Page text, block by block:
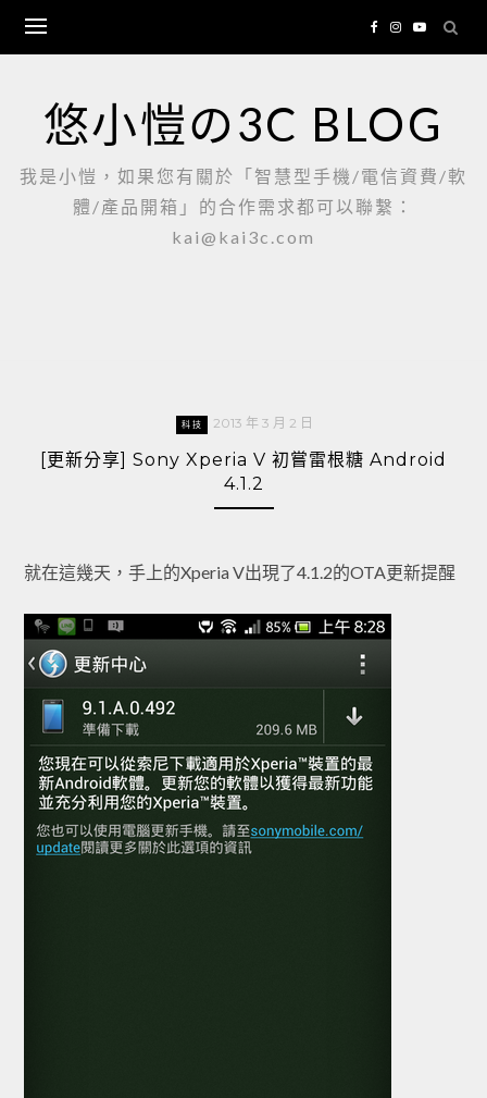
content
悠小愷の3C BLOG
我是小愷，如果您有關於「智慧型手機/電信資費/軟
體/產品開箱」的合作需求都可以聯繫：
kai@kai3c.com
科技 2013 年 3 月 2 日
[更新分享] Sony Xperia V 初嘗雷根糖 Android
4.1.2
就在這幾天，手上的Xperia V出現了4.1.2的OTA更新提醒